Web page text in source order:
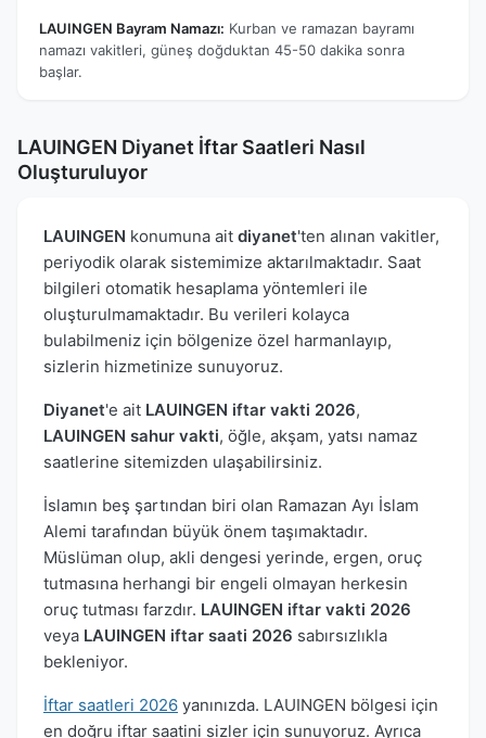
LAUINGEN Bayram Namazı: Kurban ve ramazan bayramı
namazı vakitleri, güneş doğduktan 45-50 dakika sonra
başlar.
LAUINGEN Diyanet İftar Saatleri Nasıl
Oluşturuluyor
LAUINGEN konumuna ait diyanet'ten alınan vakitler,
periyodik olarak sistemimize aktarılmaktadır. Saat
bilgileri otomatik hesaplama yöntemleri ile
oluşturulmamaktadır. Bu verileri kolayca
bulabilmeniz için bölgenize özel harmanlayıp,
sizlerin hizmetinize sunuyoruz.
Diyanet'e ait LAUINGEN iftar vakti 2026,
LAUINGEN sahur vakti, öğle, akşam, yatsı namaz
saatlerine sitemizden ulaşabilirsiniz.
İslamın beş şartından biri olan Ramazan Ayı İslam
Alemi tarafından büyük önem taşımaktadır.
Müslüman olup, akli dengesi yerinde, ergen, oruç
tutmasına herhangi bir engeli olmayan herkesin
oruç tutması farzdır. LAUINGEN iftar vakti 2026
veya LAUINGEN iftar saati 2026 sabırsızlıkla
bekleniyor.
İftar saatleri 2026 yanınızda. LAUINGEN bölgesi için
en doğru iftar saatini sizler için sunuyoruz. Ayrıca